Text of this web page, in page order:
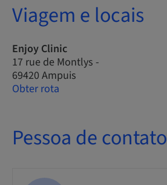
Viagem e locais
Enjoy Clinic
17 rue de Montlys -
69420 Ampuis
Obter rota
Pessoa de contato